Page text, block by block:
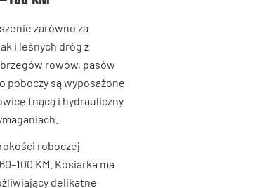
zarówno za
i leśnych dróg z
rowów, pasów
poboczy są wyposażone
tnącą i hydrauliczny
roboczej
KM. Kosiarka ma
delikatne